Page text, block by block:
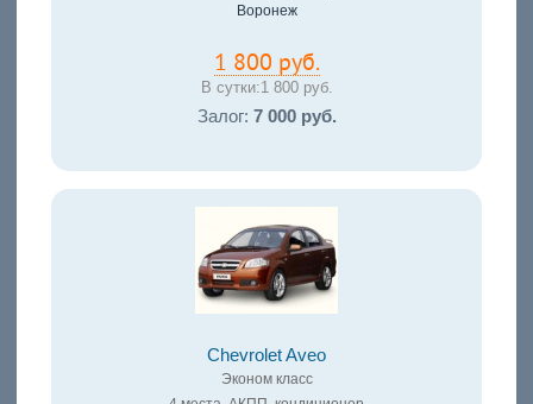
Воронеж
1 800 руб.
В сутки:1 800 руб.
Залог: 7 000 руб.
Chevrolet Aveo
Эконом класс